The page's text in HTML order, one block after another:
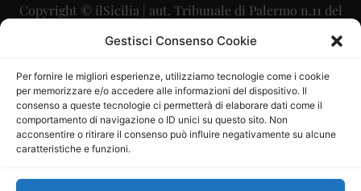
Gestisci Consenso Cookie
Per fornire le migliori esperienze, utilizziamo tecnologie come i cookie
per memorizzare e/o accedere alle informazioni del dispositivo. Il
consenso a queste tecnologie ci permetterà di elaborare dati come il
comportamento di navigazione o ID unici su questo sito. Non
acconsentire o ritirare il consenso può influire negativamente su alcune
caratteristiche e funzioni.
Copyright © ilSicilia | aut. Tribunale di Palermo n.11 del
29/09/2015
Direttore Editoriale: Maurizio Scaglione
Direttore Responsabile: Maria Calabrese